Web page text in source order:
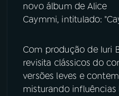
06VIDEOCASTS
PRÊMIO RÁDIO MEC
novo álbum de Alice
Caymmi, intitulado:
Com produção de Iuri
revisita clássicos do
versões leves e
misturando influências